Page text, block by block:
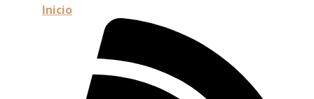
Inicio